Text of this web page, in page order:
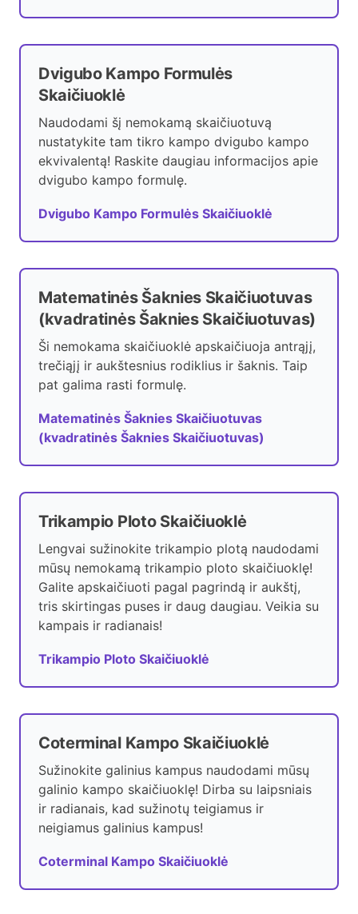
Dvigubo Kampo Formulės
Skaičiuoklė
Naudodami šį nemokamą skaičiuotuvą
nustatykite tam tikro kampo dvigubo kampo
ekvivalentą! Raskite daugiau informacijos apie
dvigubo kampo formulę.
Dvigubo Kampo Formulės Skaičiuoklė
Matematinės Šaknies Skaičiuotuvas
(kvadratinės Šaknies Skaičiuotuvas)
Ši nemokama skaičiuoklė apskaičiuoja antrąjį,
trečiąjį ir aukštesnius rodiklius ir šaknis. Taip
pat galima rasti formulę.
Matematinės Šaknies Skaičiuotuvas
(kvadratinės Šaknies Skaičiuotuvas)
Trikampio Ploto Skaičiuoklė
Lengvai sužinokite trikampio plotą naudodami
mūsų nemokamą trikampio ploto skaičiuoklę!
Galite apskaičiuoti pagal pagrindą ir aukštį,
tris skirtingas puses ir daug daugiau. Veikia su
kampais ir radianais!
Trikampio Ploto Skaičiuoklė
Coterminal Kampo Skaičiuoklė
Sužinokite galinius kampus naudodami mūsų
galinio kampo skaičiuoklę! Dirba su laipsniais
ir radianais, kad sužinotų teigiamus ir
neigiamus galinius kampus!
Coterminal Kampo Skaičiuoklė